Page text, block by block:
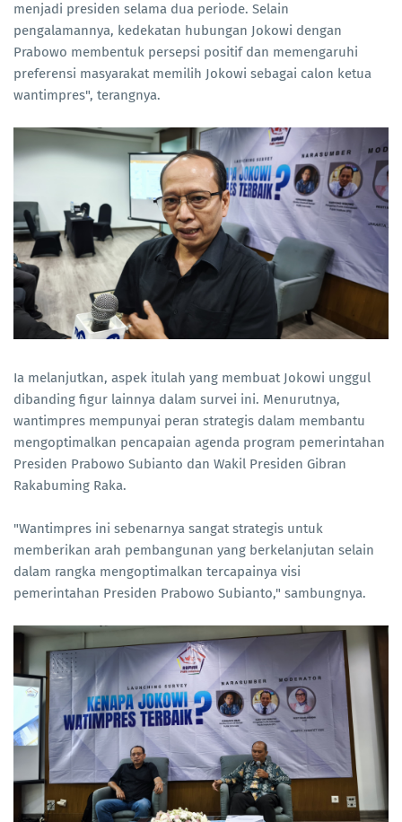
menjadi presiden selama dua periode. Selain
pengalamannya, kedekatan hubungan Jokowi dengan
Prabowo membentuk persepsi positif dan memengaruhi
preferensi masyarakat memilih Jokowi sebagai calon ketua
wantimpres", terangnya.
Ia melanjutkan, aspek itulah yang membuat Jokowi unggul
dibanding figur lainnya dalam survei ini. Menurutnya,
wantimpres mempunyai peran strategis dalam membantu
mengoptimalkan pencapaian agenda program pemerintahan
Presiden Prabowo Subianto dan Wakil Presiden Gibran
Rakabuming Raka.
"Wantimpres ini sebenarnya sangat strategis untuk
memberikan arah pembangunan yang berkelanjutan selain
dalam rangka mengoptimalkan tercapainya visi
pemerintahan Presiden Prabowo Subianto," sambungnya.